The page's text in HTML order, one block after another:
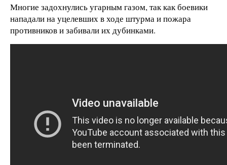
Многие задохнулись угарным газом, так как боевики
нападали на уцелевших в ходе штурма и пожара
противников и забивали их дубинками.